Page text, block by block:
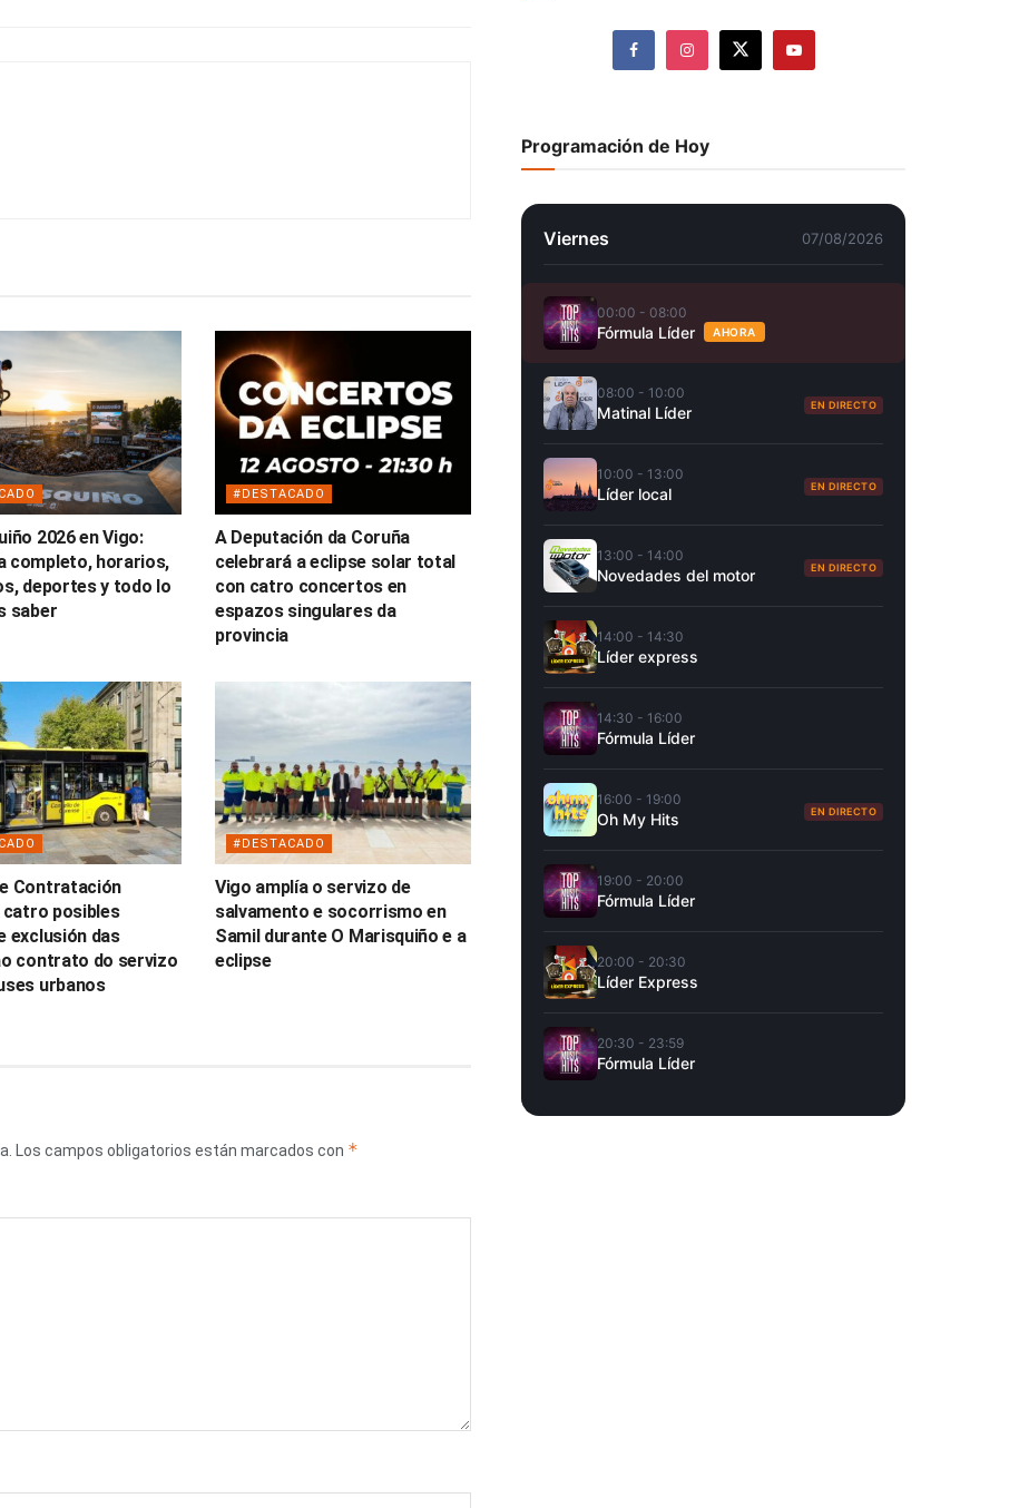
2026 en Vigo:
completo, horarios,
deportes y todo lo
saber
#DESTACADO
A Deputación da Coruña
celebrará a eclipse solar total
con catro concertos en
espazos singulares da
provincia
Contratación
catro posibles
exclusión das
contrato do servizo
urbanos
#DESTACADO
Vigo amplía o servizo de
salvamento e socorrismo en
Samil durante O Marisquiño e a
eclipse
Los campos obligatorios están marcados con *
Programación de Hoy
Viernes 07/08/2026
00:00 - 08:00
Fórmula Líder AHORA
08:00 - 10:00
Matinal Líder EN DIRECTO
10:00 - 13:00
Líder local EN DIRECTO
13:00 - 14:00
Novedades del motor EN DIRECTO
14:00 - 14:30
Líder express
14:30 - 16:00
Fórmula Líder
16:00 - 19:00
Oh My Hits EN DIRECTO
19:00 - 20:00
Fórmula Líder
20:00 - 20:30
Líder Express
20:30 - 23:59
Fórmula Líder